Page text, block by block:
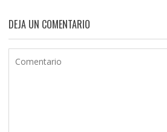
DEJA UN COMENTARIO